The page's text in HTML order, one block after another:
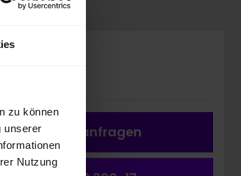
zu können
unserer
Nutzung
Fahrzeug anfragen